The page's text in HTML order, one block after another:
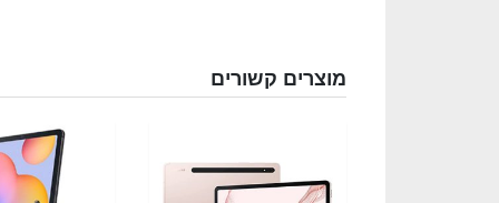
מוצרים קשורים